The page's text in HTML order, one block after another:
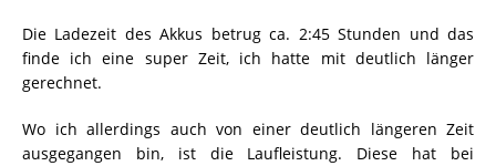
Die Ladezeit des Akkus betrug ca. 2:45 Stunden und das
finde ich eine super Zeit, ich hatte mit deutlich länger
gerechnet.
Wo ich allerdings auch von einer deutlich längeren Zeit
ausgegangen bin, ist die Laufleistung. Diese hat bei